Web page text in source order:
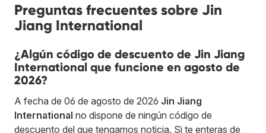
Preguntas frecuentes sobre Jin
Jiang International
¿Algún código de descuento de Jin Jiang
International que funcione en agosto de
2026?
A fecha de 06 de agosto de 2026 Jin Jiang
International no dispone de ningún código de
descuento del que tengamos noticia. Si te enteras de